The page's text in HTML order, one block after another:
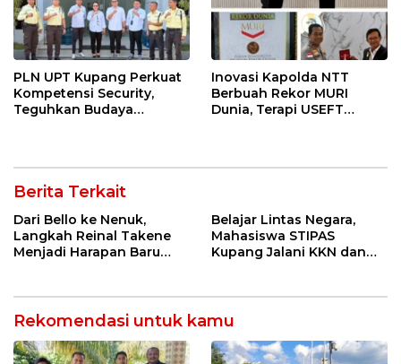
PLN UPT Kupang Perkuat
Kompetensi Security,
Teguhkan Budaya
Inovasi Kapolda NTT
Berbuah Rekor MURI
Dunia, Terapi USEFT
Berita Terkait
Dari Bello ke Nenuk,
Langkah Reinal Takene
Menjadi Harapan Baru
Belajar Lintas Negara,
Mahasiswa STIPAS
Kupang Jalani KKN dan
Rekomendasi untuk kamu